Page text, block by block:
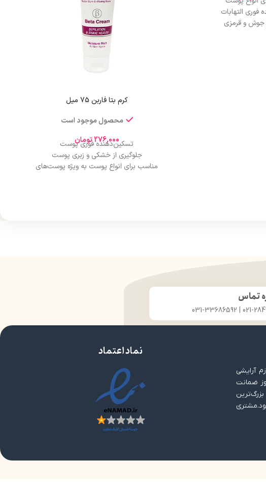
فوری التهابات
جوش و قرمزی
کرم بتا فاربن 75 میل
محصول موجود است
276,000 تومان
تسکین‌دهنده فوری پوست
جلوگیری از خشکی و زبری پوست
مناسب برای انواع پوست به ویژه پوست‌های
تماس
021-28426469 |
آرایشی
زیبایی با پایبندی به سه اصل ارسال رایگان ، ۷ روز ضمانت
نماد اعتماد